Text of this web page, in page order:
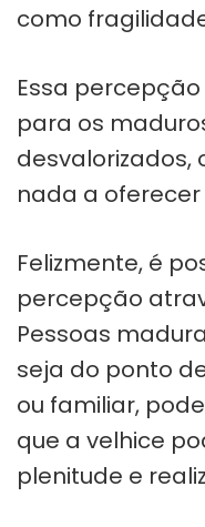
como
Essa
para os
desvalorizados,
nada a
Felizmente, é
percepção
Pessoas
seja do ponto
ou familiar,
que a velhice
plenitude e